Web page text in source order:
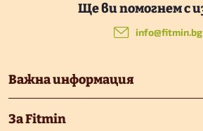
т
е
Важна информация
За Fitmin
info@fitmin.bg